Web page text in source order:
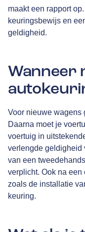
maakt een rapport
keuringsbewijs en
geldigheid.
Wanneer
Voor nieuwe wagens
Daarna moet je
voertuig in
verlengde geldigheid
van een
verplicht. Ook na
zoals de installatie
keuring.